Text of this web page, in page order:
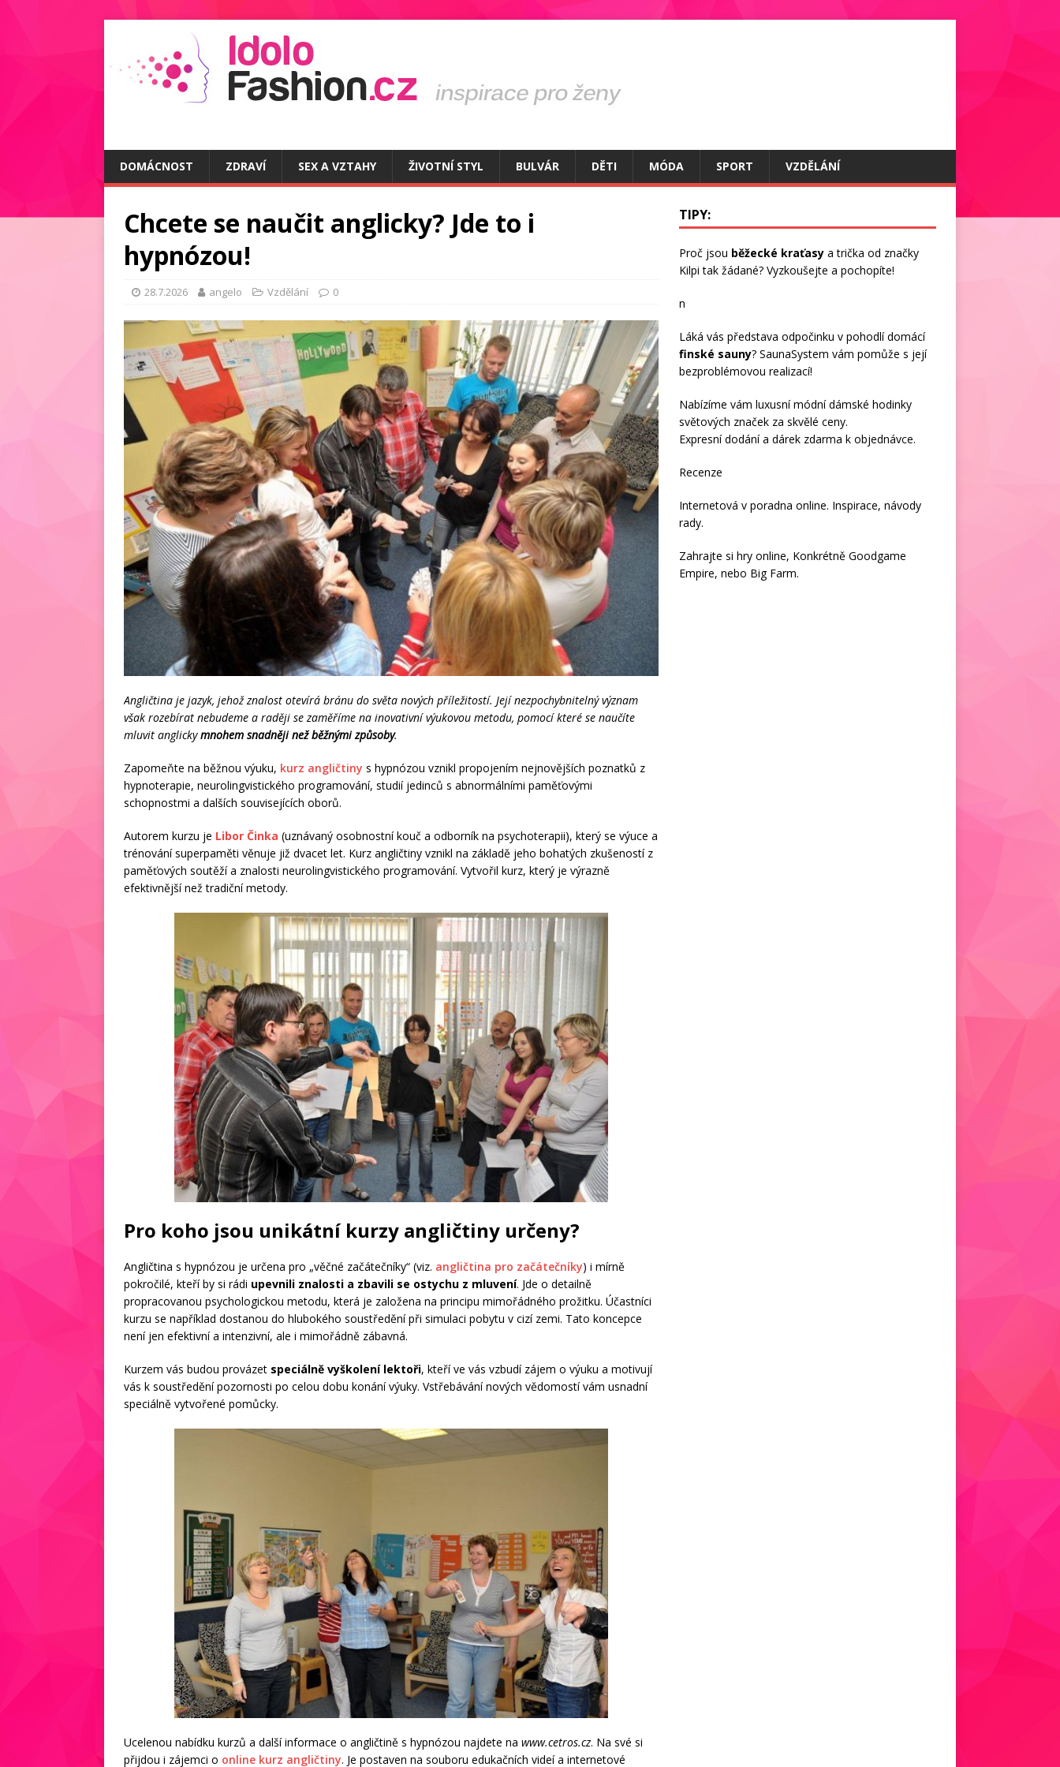
DOMÁCNOST ZDRAVÍ SEX A VZTAHY ŽIVOTNÍ STYL BULVÁR DĚTI MÓDA SPORT VZDĚLÁNÍ
Chcete se naučit anglicky? Jde to i
hypnózou!
28.7.2026 angelo Vzdělání 0
Angličtina je jazyk, jehož znalost otevírá bránu do světa nových příležitostí. Její nezpochybnitelný význam
však rozebírat nebudeme a raději se zaměříme na inovativní výukovou metodu, pomocí které se naučíte
mluvit anglickymnohem snadněji než běžnými způsoby.
Zapomeňte na běžnou výuku, kurz angličtiny s hypnózou vznikl propojením nejnovějších poznatků z
hypnoterapie, neurolingvistického programování, studií jedinců s abnormálními paměťovými
schopnostmi a dalších souvisejících oborů.
Autorem kurzu je Libor Činka (uznávaný osobnostní kouč a odborník na psychoterapii), který se výuce a
trénování superpaměti věnuje již dvacet let. Kurz angličtiny vznikl na základě jeho bohatých zkušeností z
paměťových soutěží a znalosti neurolingvistického programování. Vytvořil kurz, který je výrazně
efektivnější než tradiční metody.
Pro koho jsou unikátní kurzy angličtiny určeny?
Angličtina s hypnózou je určena pro „věčné začátečníky“ (viz. angličtina pro začátečníky) i mírně
pokročilé, kteří by si rádi upevnili znalosti a zbavili se ostychu z mluvení. Jde o detailně
propracovanou psychologickou metodu, která je založena na principu mimořádného prožitku. Účastníci
kurzu se například dostanou do hlubokého soustředění při simulaci pobytu v cizí zemi. Tato koncepce
není jen efektivní a intenzivní, ale i mimořádně zábavná.
Kurzem vás budou provázet speciálně vyškolení lektoři, kteří ve vás vzbudí zájem o výuku a motivují
vás k soustředění pozornosti po celou dobu konání výuky. Vstřebávání nových vědomostí vám usnadní
speciálně vytvořené pomůcky.
Ucelenou nabídku kurzů a další informace o angličtině s hypnózou najdete na www.cetros.cz. Na své si
přijdou i zájemci o online kurz angličtiny. Je postaven na souboru edukačních videí a internetové
TIPY:
Proč jsou běžecké kraťasya trička od značky
Kilpi tak žádané? Vyzkoušejte a pochopíte!
n
Láká vás představa odpočinku v pohodlí domácí
finské sauny? SaunaSystem vám pomůže s její
bezproblémovou realizací!
Nabízíme vám luxusní módnídámské hodinky
světových značek za skvělé ceny.
Expresní dodání a dárek zdarma k objednávce.
Recenze
Internetová v poradna online. Inspirace, návody
rady.
Zahrajte si hry online, Konkrétně Goodgame
Empire, nebo Big Farm.